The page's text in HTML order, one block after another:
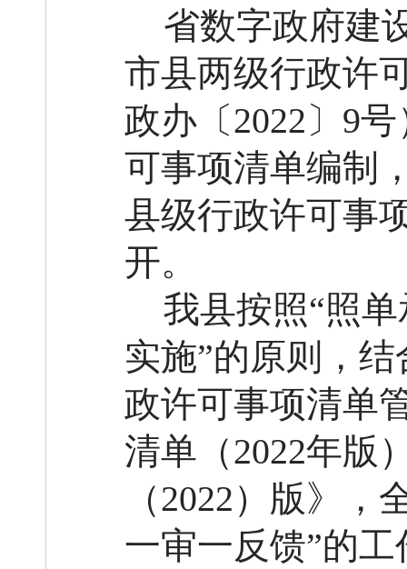
省数字政府建
市县两级行政许
政办 〔2022 〕 9号
可事项清单编制
县级行政许可事
开。
我县按照“照
实施”的原则，结
政许可事项清单
清单（2022年版
（2022）版》
，
一审一反馈”的